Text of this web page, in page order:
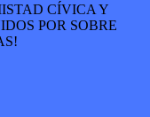
CÍVICA Y
POR SOBRE